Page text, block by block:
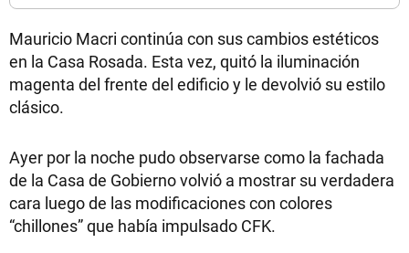
Mauricio Macri continúa con sus cambios estéticos
en la Casa Rosada. Esta vez, quitó la iluminación
magenta del frente del edificio y le devolvió su estilo
clásico.
Ayer por la noche pudo observarse como la fachada
de la Casa de Gobierno volvió a mostrar su verdadera
cara luego de las modificaciones con colores
“chillones” que había impulsado CFK.